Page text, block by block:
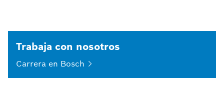
Trabaja con nosotros
Carrera en Bosch